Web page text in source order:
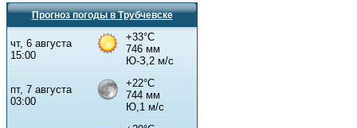
Прогноз погоды в Трубчевске